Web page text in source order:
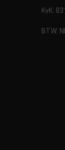
KvK:
BTW: